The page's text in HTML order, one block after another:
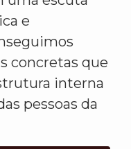
e
concretas que
interna
pessoas da